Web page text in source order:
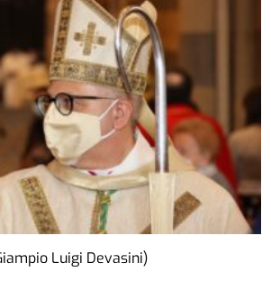
Luigi Devasini)